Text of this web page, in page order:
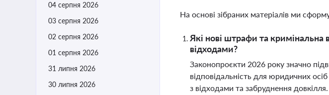
04 серпня 2026
03 серпня 2026
02 серпня 2026
01 серпня 2026
31 липня 2026
30 липня 2026
На основі зібраних матеріалів ми
Які нові штрафи та кримінальна
відходами?
Законопроєкти 2026 року значно
відповідальність для юридичних
з відходами та забруднення довкілля.